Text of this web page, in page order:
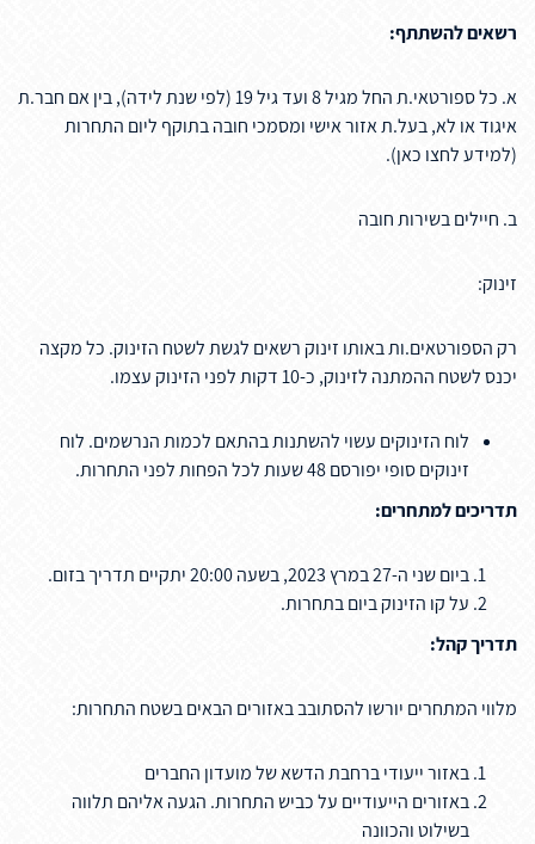
רשאים להשתתף:
א. כל ספורטאי.ת החל מגיל 8 ועד גיל 19 (לפי שנת לידה), בין אם חבר.ת
איגוד או לא, בעל.ת אזור אישי ומסמכי חובה בתוקף ליום התחרות
(למידע לחצו כאן).
ב. חיילים בשירות חובה
זינוק:
רק הספורטאים.ות באותו זינוק רשאים לגשת לשטח הזינוק. כל מקצה
יכנס לשטח ההמתנה לזינוק, כ-10 דקות לפני הזינוק עצמו.
לוח הזינוקים עשוי להשתנות בהתאם לכמות הנרשמים. לוח
זינוקים סופי יפורסם 48 שעות לכל הפחות לפני התחרות.
תדריכים למתחרים:
ביום שני ה-27 במרץ 2023, בשעה 20:00 יתקיים תדריך בזום.
על קו הזינוק ביום בתחרות.
תדריך קהל:
מלווי המתחרים יורשו להסתובב באזורים הבאים בשטח התחרות:
באזור ייעודי ברחבת הדשא של מועדון החברים
באזורים הייעודיים על כביש התחרות. הגעה אליהם תלווה
בשילוט והכוונה